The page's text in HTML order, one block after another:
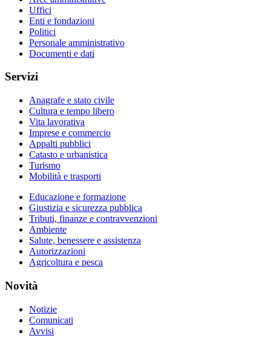
Uffici
Enti e fondazioni
Politici
Personale amministrativo
Documenti e dati
Servizi
Anagrafe e stato civile
Cultura e tempo libero
Vita lavorativa
Imprese e commercio
Appalti pubblici
Catasto e urbanistica
Turismo
Mobilità e trasporti
Educazione e formazione
Giustizia e sicurezza pubblica
Tributi, finanze e contravvenzioni
Ambiente
Salute, benessere e assistenza
Autorizzazioni
Agricoltura e pesca
Novità
Notizie
Comunicati
Avvisi